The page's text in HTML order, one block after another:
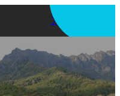
アプリを使う